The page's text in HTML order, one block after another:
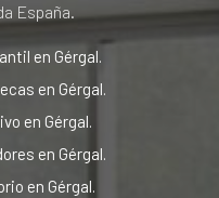
España.
en Gérgal.
en Gérgal.
en Gérgal.
en Gérgal.
en Gérgal.